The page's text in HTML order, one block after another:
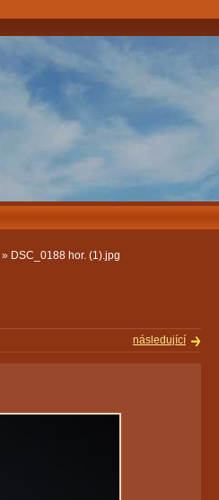
» DSC_0188 hor. (1).jpg
následující